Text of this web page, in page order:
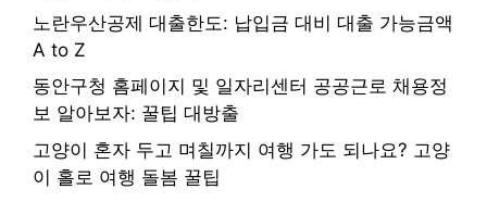
노란우산공제 대출한도: 납입금 대비 대출 가능금액
A to Z
동안구청 홈페이지 및 일자리센터 공공근로 채용정
보 알아보자: 꿀팁 대방출
고양이 혼자 두고 며칠까지 여행 가도 되나요? 고양
이 홀로 여행 돌봄 꿀팁